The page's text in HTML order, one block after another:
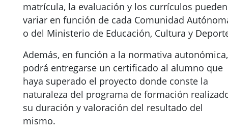
matrícula, la evaluación y los currículos pueden
variar en función de cada Comunidad
o del Ministerio de Educación, Cultura y
Además, en función a la normativa autonómica,
podrá entregarse un certificado al alumno que
haya superado el proyecto donde conste la
naturaleza del programa de formación
su duración y valoración del resultado del
mismo.